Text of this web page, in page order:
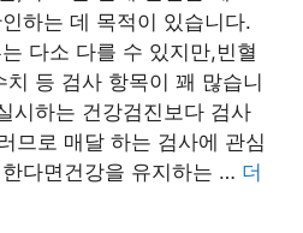
하는 데 목적이 있습니다.
다소 다를 수 있지만,빈혈
등 검사 항목이 꽤 많습니
시하는 건강검진보다 검사
므로 매달 하는 검사에 관심
다면건강을 유지하는 … 더